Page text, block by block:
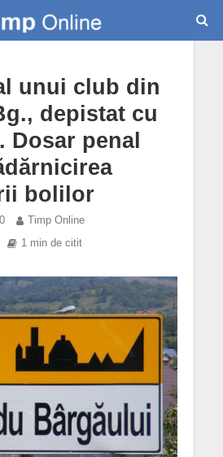
unui club din
depistat cu
Dosar penal
bolilor
Timp Online
1 min de citit